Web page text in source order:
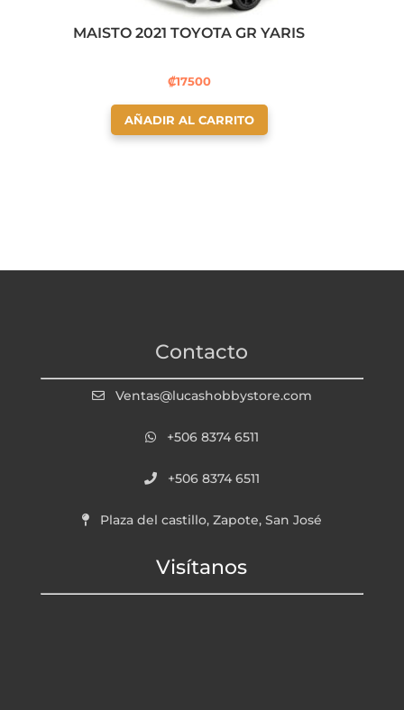
MAISTO 2021 TOYOTA GR YARIS
₡17500
AÑADIR AL CARRITO
Contacto
Ventas@lucashobbystore.com
+506 8374 6511
+506 8374 6511
Plaza del castillo, Zapote, San José
Visítanos